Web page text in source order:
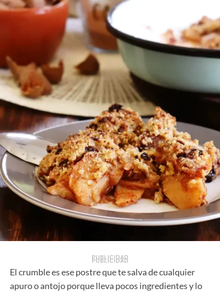
PUBLICIDAD
PUBLICIDAD
El crumble es ese postre que te salva de cualquier
apuro o antojo porque lleva pocos ingredientes y lo